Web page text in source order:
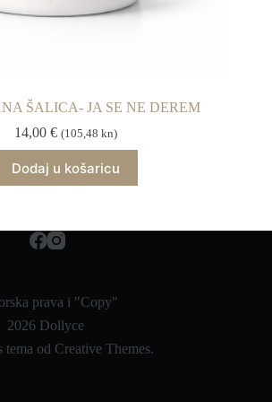
ŠALICA- JA SE NE DEREM
14,00 € (105,48 kn)
Dodaj u košaricu
prava i "Copy"
2026 Dollyce
tema od Creative Themes.